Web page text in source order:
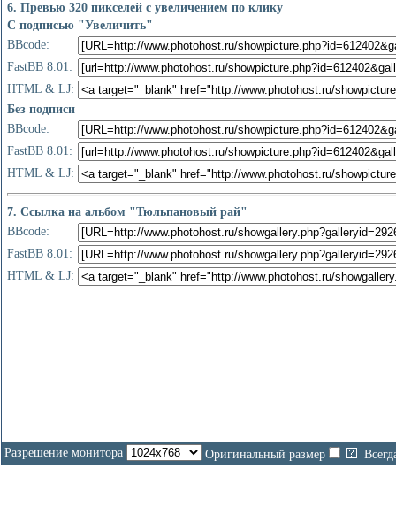
6. Превью 320 пикселей с увеличением по клику
С подписью "Увеличить"
BBcode:
FastBB 8.01:
HTML & LJ:
Без подписи
BBcode:
FastBB 8.01:
HTML & LJ:
7. Ссылка на альбом "Тюльпановый рай"
BBcode:
FastBB 8.01:
HTML & LJ:
Разрешение монитора Оригинальный размер